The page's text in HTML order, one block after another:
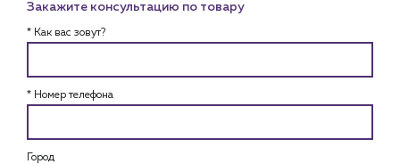
Закажите консультацию по товару
* Как вас зовут?
* Номер телефона
Город